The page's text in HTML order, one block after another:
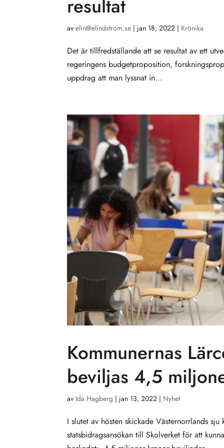
resultat
avelin@elindstrom.se | jan 18, 2022 | Krönika
Det är tillfredställande att se resultat av ett
regeringens budgetproposition,
uppdrag att man lyssnat in...
Kommunernas
beviljas 4,5
av Ida Hagberg | jan 13, 2022 | Nyhet
I slutet av hösten skickade Västernorrlands
statsbidragsansökan till Skolverket för att